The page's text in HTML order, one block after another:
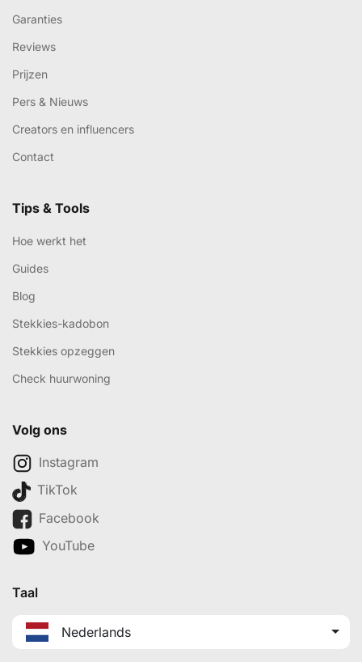
Garanties
Reviews
Prijzen
Pers & Nieuws
Creators en influencers
Contact
Tips & Tools
Hoe werkt het
Guides
Blog
Stekkies-kadobon
Stekkies opzeggen
Check huurwoning
Volg ons
Instagram
TikTok
Facebook
YouTube
Taal
Nederlands